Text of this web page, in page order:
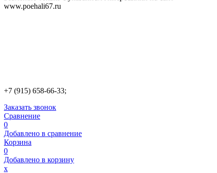
www.poehali67.ru
+7 (915) 658-66-33;
Заказать звонок
Сравнение
0
Добавлено в сравнение
Корзина
0
Добавлено в корзину
х